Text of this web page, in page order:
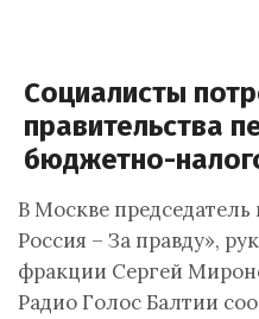
Социалисты
правительства
бюджетно-
В Москве
Россия – За правду»,
фракции Сергей
Радио Голос Балтии